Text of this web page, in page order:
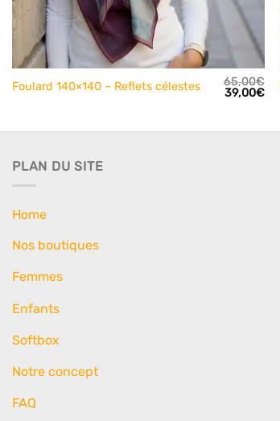
+
Foulard 140×140 – Reflets célestes 65,00€
Le
39,00€Le
PLAN DU SITE
Home
Nos boutiques
Femmes
Enfants
Softbox
Notre concept
FAQ